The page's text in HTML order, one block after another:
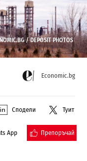
/DEPOSIT PHOTOS
Economic.bg
Сподели Туит
App Препоръчай